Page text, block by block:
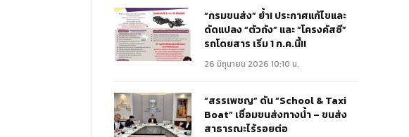
“กรมขนส่ง” ย้ำ! ประกาศแก้ไขและ
ดัดแปลง “ตัวถัง” และ “โครงคัสซี”
รถโดยสาร เริ่ม 1 ก.ค.นี้!!
26 มิถุนายน 2026 10:10 น.
“สรรเพชญ” ดัน “School & Taxi
Boat” เชื่อมขนส่งทางน้ำ – ขนส่ง
สาธารณะไร้รอยต่อ